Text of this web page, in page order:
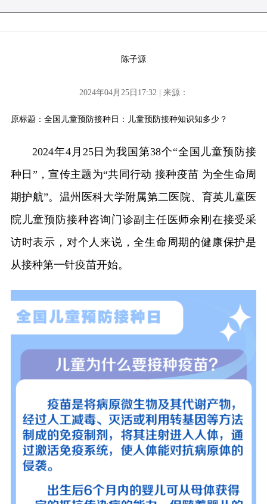
陈子源
2024年04月25日17:32 | 来源：
原标题：全国儿童预防接种日：儿童预防接种知识知多少？
2024年4月25日为我国第38个“全国儿童预防接
种日”，宣传主题为“共同行动 接种疫苗 为全生命周
期护航”。温州医科大学附属第二医院、育英儿童医
院儿童预防接种咨询门诊副主任医师余刚在接受采
访时表示，对个人来说，全生命周期的健康保护是
从接种第一针疫苗开始。